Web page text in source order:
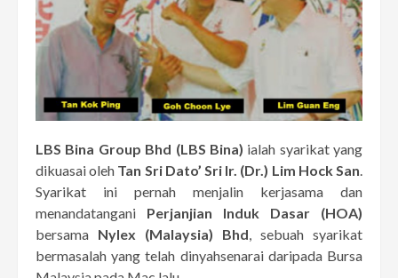
LBS Bina Group Bhd (LBS Bina) ialah syarikat yang
dikuasai oleh Tan Sri Dato’ Sri Ir. (Dr.) Lim Hock San.
Syarikat ini pernah menjalin kerjasama dan
menandatangani Perjanjian Induk Dasar (HOA)
bersama Nylex (Malaysia) Bhd, sebuah syarikat
bermasalah yang telah dinyahsenarai daripada Bursa